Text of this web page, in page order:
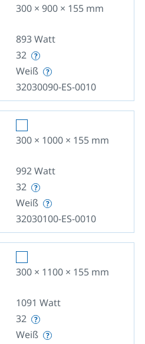
300 × 900 × 155 mm
893Watt
32
Weiß
32030090-ES-0010
300 × 1000 × 155 mm
992Watt
32
Weiß
32030100-ES-0010
300 × 1100 × 155 mm
1091 Watt
32
Weiß